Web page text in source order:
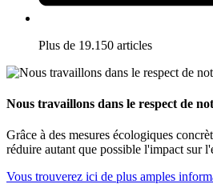
Plus de 19.150 articles
Nous travaillons dans le respect de
Grâce à des mesures écologiques
réduire autant que possible l'impact sur
Vous trouverez ici de plus amples